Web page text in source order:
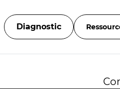
Diagnostic